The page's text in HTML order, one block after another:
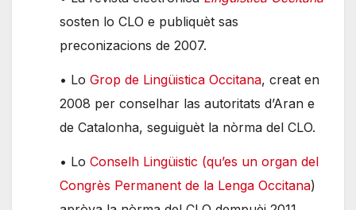
sosten lo CLO e publiquèt sas
preconizacions de 2007.
• Lo Grop de Lingüistica Occitana, creat en
2008 per conselhar las autoritats d’Aran e
de Catalonha, seguiguèt la nòrma del CLO.
• Lo Conselh Lingüistic (qu’es un organ del
Congrès Permanent de la Lenga Occitana)